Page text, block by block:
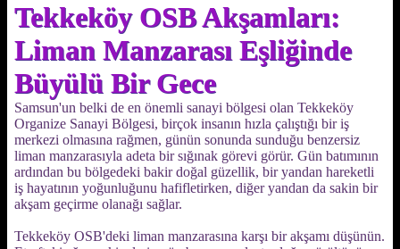
Tekkeköy OSB Akşamları:
Liman Manzarası Eşliğinde
Büyülü Bir Gece
Samsun'un belki de en önemli sanayi bölgesi olan Tekkeköy
Organize Sanayi Bölgesi, birçok insanın hızla çalıştığı bir iş
merkezi olmasına rağmen, günün sonunda sunduğu benzersiz
liman manzarasıyla adeta bir sığınak görevi görür. Gün batımının
ardından bu bölgedeki bakir doğal güzellik, bir yandan hareketli
iş hayatının yoğunluğunu hafifletirken, diğer yandan da sakin bir
akşam geçirme olanağı sağlar.
Tekkeköy OSB'deki liman manzarasına karşı bir akşamı düşünün.